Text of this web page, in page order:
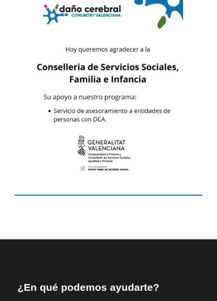
¿En qué podemos ayudarte?